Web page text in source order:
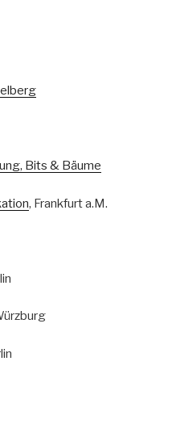
Bits & Bäume
, Frankfurt a.M.